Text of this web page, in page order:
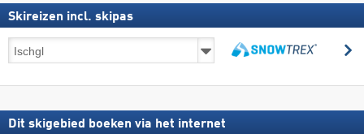
Skireizen incl. skipas
Skireizen
incl.
Dit skigebied boeken via het internet